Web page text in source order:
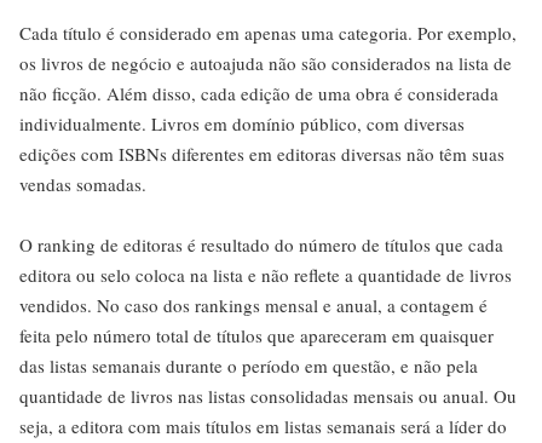
Cada título é considerado em apenas uma categoria. Por exemplo,
os livros de negócio e autoajuda não são considerados na lista de
não ficção. Além disso, cada edição de uma obra é considerada
individualmente. Livros em domínio público, com diversas
edições com ISBNs diferentes em editoras diversas não têm suas
vendas somadas.
O ranking de editoras é resultado do número de títulos que cada
editora ou selo coloca na lista e não reflete a quantidade de livros
vendidos. No caso dos rankings mensal e anual, a contagem é
feita pelo número total de títulos que apareceram em quaisquer
das listas semanais durante o período em questão, e não pela
quantidade de livros nas listas consolidadas mensais ou anual. Ou
seja, a editora com mais títulos em listas semanais será a líder do